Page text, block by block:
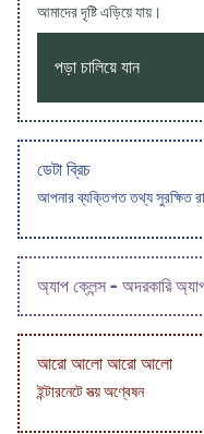
আমাদের দৃষ্টি এড়িয়ে যায়।
পড়া চালিয়ে যান
ডেটা ব্রিচ
আপনার ব্যক্তিগত তথ্য সুরক্ষিত
অ্যাপ ক্লেন্স - অদরকারি
আরো আলো আরো আলো
ইন্টারনেটে সত্য় অণ্বেষন